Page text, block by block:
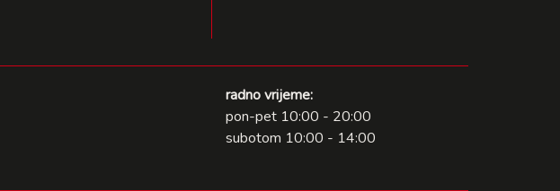
radno vrijeme:
pon-pet 10:00 - 20:00
subotom 10:00 - 14:00